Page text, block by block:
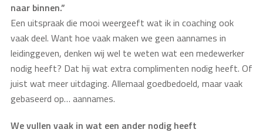
naar binnen.”
Een uitspraak die mooi weergeeft wat ik in coaching ook
vaak deel. Want hoe vaak maken we geen aannames in
leidinggeven, denken wij wel te weten wat een medewerker
nodig heeft? Dat hij wat extra complimenten nodig heeft. Of
juist wat meer uitdaging. Allemaal goedbedoeld, maar vaak
gebaseerd op… aannames.
We vullen vaak in wat een ander nodig heeft